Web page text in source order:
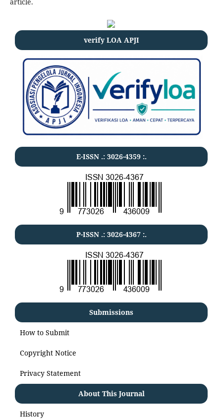
verify LOA APJI
E-ISSN .: 3026-4359:.
P-ISSN .: 3026-4367:.
Submissions
How to Submit
Copyright Notice
Privacy Statement
About This Journal
History